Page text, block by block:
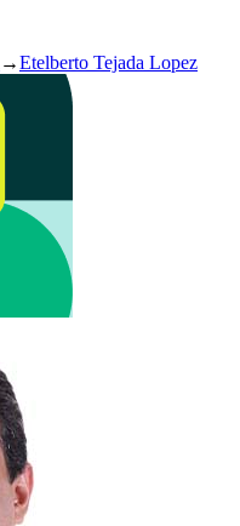
→Etelberto Tejada Lopez